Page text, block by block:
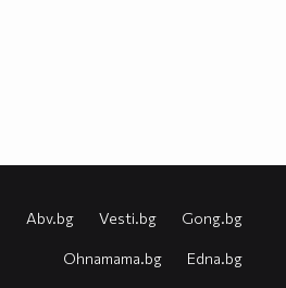
Abv.bg Vesti.bg Gong.bg
Оhnamama.bg Edna.bg